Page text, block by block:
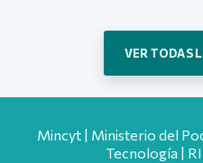
VER TODAS
Mincyt | Ministerio del
Tecnología |